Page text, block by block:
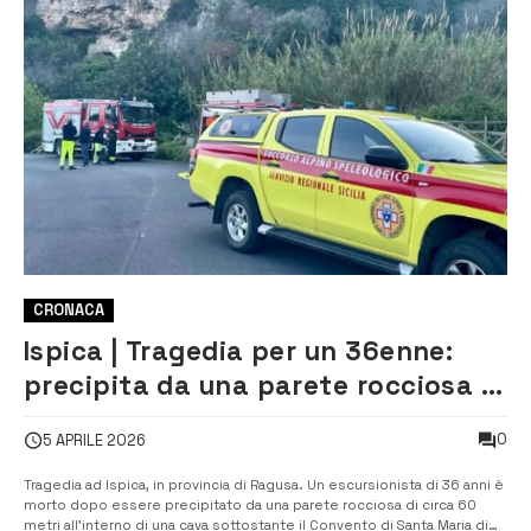
CRONACA
Ispica | Tragedia per un 36enne:
precipita da una parete rocciosa di
5 APRILE 2026 0
Tragedia ad Ispica, in provincia di Ragusa. Un escursionista di 36 anni è
morto dopo essere precipitato da una parete rocciosa di circa 60
metri all’interno di una cava sottostante il Convento di Santa Maria di